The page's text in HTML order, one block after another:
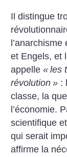
Il distingue
et Engels, et
appelle« les
révolution » :
classe, la
l’économie.
scientifique
qui serait
affirme la